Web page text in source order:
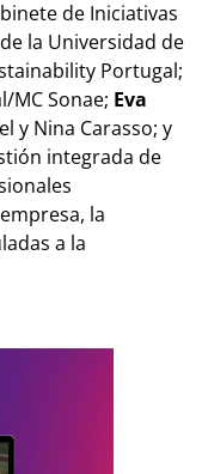
de Iniciativas
la Universidad de
Portugal;
MC Sonae; Eva
y Nina Carasso; y
integrada de
la
a la